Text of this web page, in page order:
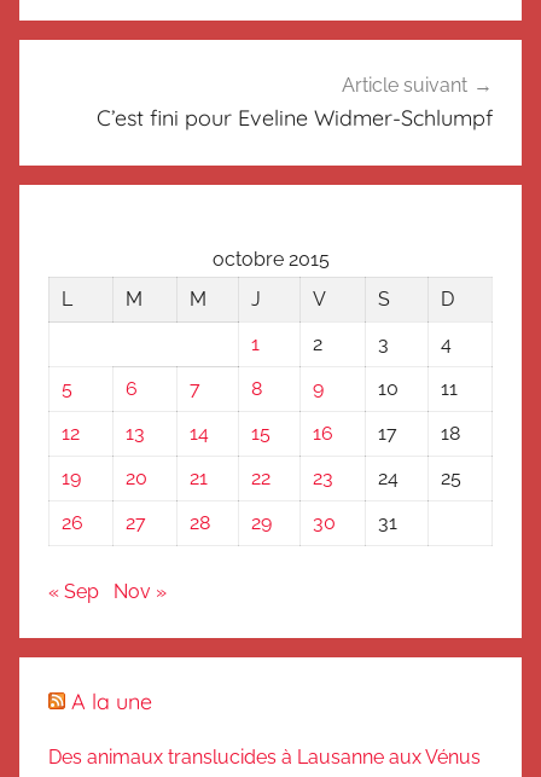
l
Article suivant
C’est fini pour Eveline Widmer-Schlumpf
octobre 2015
L
M M J V S
D
1
2 3
4
5
6 7 8 9 10
11
12
13 14 15 16 17
18
19
20 21 22 23 24
25
26
27 28 29 30 31
« Sep Nov »
A la une
Des animaux translucides à Lausanne aux Vénus